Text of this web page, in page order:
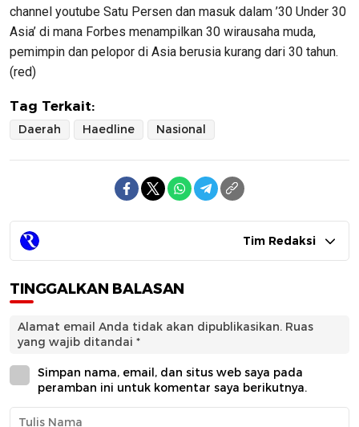
channel youtube Satu Persen dan masuk dalam ’30 Under 30
Asia’ di mana Forbes menampilkan 30 wirausaha muda,
pemimpin dan pelopor di Asia berusia kurang dari 30 tahun.
(red)
Tag Terkait:
Daerah Haedline Nasional
Tim Redaksi
TINGGALKAN BALASAN
Alamat email Anda tidak akan dipublikasikan. Ruas
yang wajib ditandai *
Simpan nama, email, dan situs web saya pada
peramban ini untuk komentar saya berikutnya.